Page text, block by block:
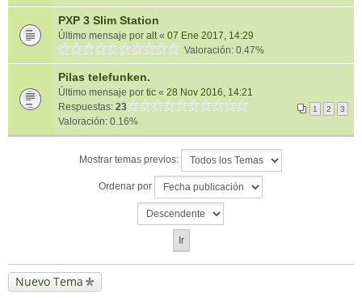
PXP 3 Slim Station
Último mensaje por alt« 07 Ene 2017, 14:29
Valoración: 0.47%
Pilas telefunken.
Último mensaje por tic « 28 Nov 2016, 14:21
Respuestas: 23 1 2 3
Valoración: 0.16%
Mostrar temas previos:
Ordenar por
Nuevo Tema